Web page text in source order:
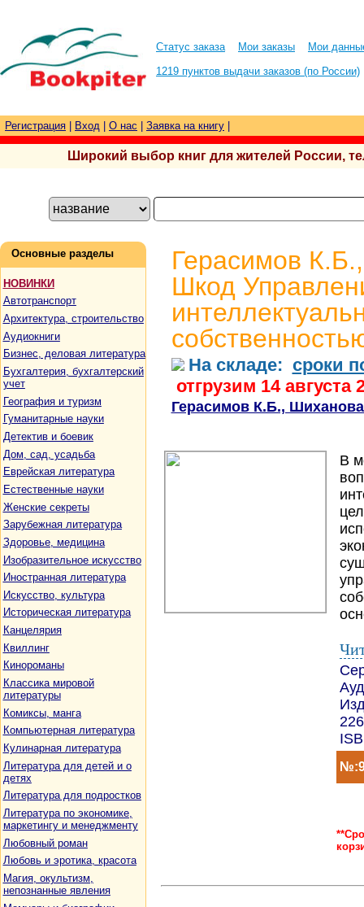
Статус заказа Мои заказы
Мои
1219 пунктов выдачи заказов (по России)
Регистрация Вход О нас Заявка на книгу
Широкий выбор книг для жителей России,
Основные разделы
НОВИНКИ
Автотранспорт
Архитектура, строительство
Аудиокниги
Бизнес, деловая литература
Бухгалтерия, бухгалтерский
учет
География и туризм
Гуманитарные науки
Детектив и боевик
Дом, сад, усадьба
Еврейская литература
Естественные науки
Женские секреты
Зарубежная литература
Здоровье, медицина
Изобразительное искусство
Иностранная литература
Искусство, культура
Историческая литература
Канцелярия
Квиллинг
Кинороманы
Классика мировой
литературы
Комиксы, манга
Компьютерная литература
Кулинарная литература
Литература для детей и о
детях
Литература для подростков
Литература по экономике,
маркетингу и менеджменту
Любовный роман
Любовь и эротика, красота
Магия, окультизм,
непознанные явления
Герасимов
Шкод
На складе: сроки
отгрузим 14 августа
Герасимов К.Б.,
В